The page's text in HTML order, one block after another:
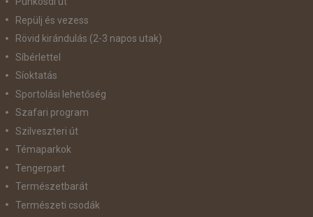
Repülj és vezess
Rövid kirándulás (2-3 napos utak)
Síbérlettel
Síoktatás
Sportolási lehetőség
Szafari program
Szilveszteri út
Témaparkok
Tengerpart
Természetbarát
Természeti csodák